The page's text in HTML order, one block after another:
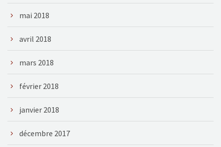
mai 2018
avril 2018
mars 2018
février 2018
janvier 2018
décembre 2017